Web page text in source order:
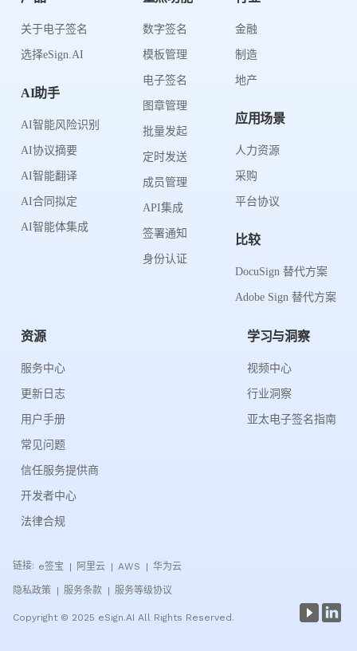
关于电子签名
选择eSign.AI
AI助手
AI智能风险识别
AI协议摘要
AI智能翻译
AI合同拟定
AI智能体集成
数字签名
模板管理
电子签名
图章管理
批量发起
定时发送
成员管理
API集成
签署通知
身份认证
金融
制造
地产
应用场景
人力资源
采购
平台协议
比较
DocuSign 替代方案
Adobe Sign 替代方案
资源
服务中心
更新日志
用户手册
常见问题
信任服务提供商
开发者中心
法律合规
学习与洞察
视频中心
行业洞察
亚太电子签名指南
链接: e签宝 | 阿里云 | AWS | 华为云
隐私政策 服务条款 服务等级协议
Copyright © 2025 eSign.AI All Rights Reserved.